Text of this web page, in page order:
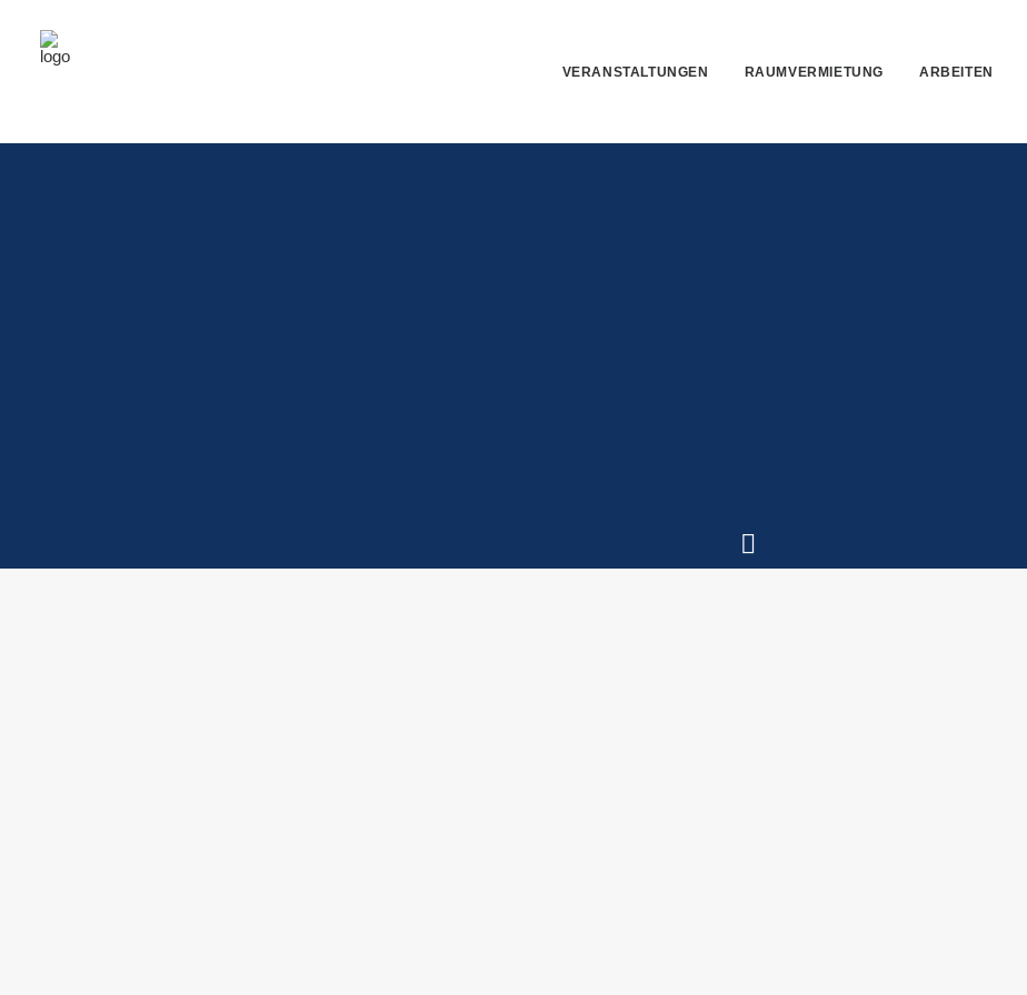
VERANSTALTUNGEN RAUMVERMIETUNG ARBEITEN